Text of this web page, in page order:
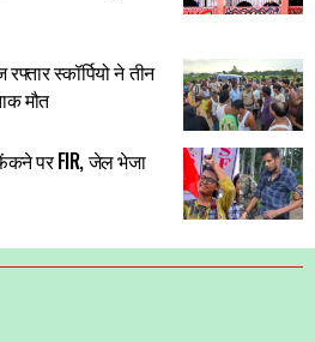
स्कॉर्पियो ने तीन
मौत
फेंकने पर FIR, जेल भेजा